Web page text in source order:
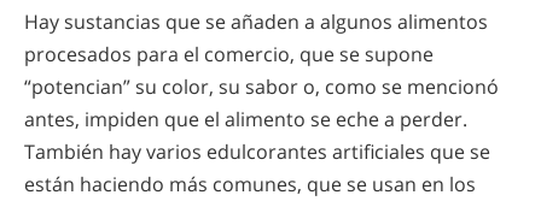
Hay sustancias que se añaden a algunos alimentos
procesados para el comercio, que se supone
“potencian” su color, su sabor o, como se mencionó
antes, impiden que el alimento se eche a perder.
También hay varios edulcorantes artificiales que se
están haciendo más comunes, que se usan en los